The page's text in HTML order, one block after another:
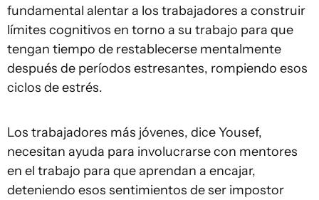
fundamental alentar a los trabajadores a construir
límites cognitivos en torno a su trabajo para que
tengan tiempo de restablecerse mentalmente
después de períodos estresantes, rompiendo esos
ciclos de estrés.
Los trabajadores más jóvenes, dice Yousef,
necesitan ayuda para involucrarse con mentores
en el trabajo para que aprendan a encajar,
deteniendo esos sentimientos de ser impostor